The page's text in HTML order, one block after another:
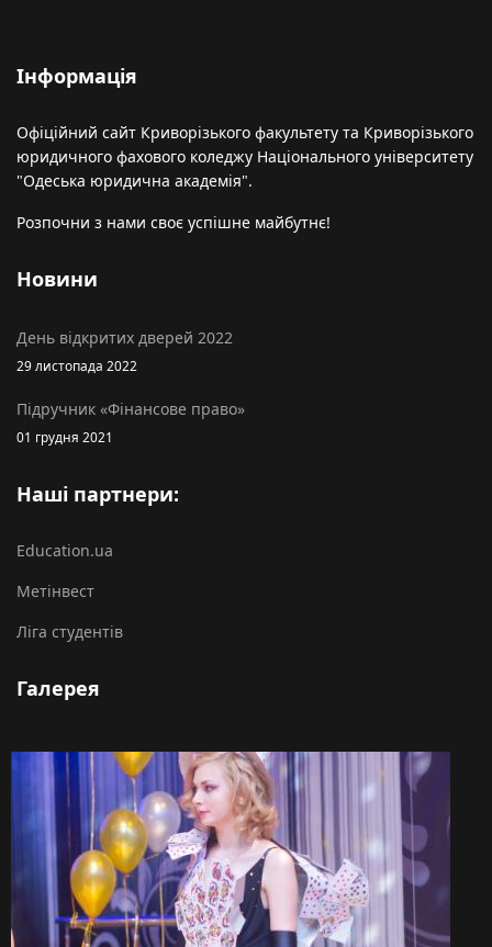
Інформація
Офіційний сайт Криворізького факультету та Криворізького
юридичного фахового коледжу Національного університету
"Одеська юридична академія".
Розпочни з нами своє успішне майбутнє!
Новини
День відкритих дверей 2022
29 листопада 2022
Підручник «Фінансове право»
01 грудня 2021
Наші партнери:
Education.ua
Метінвест
Ліга студентів
Галерея